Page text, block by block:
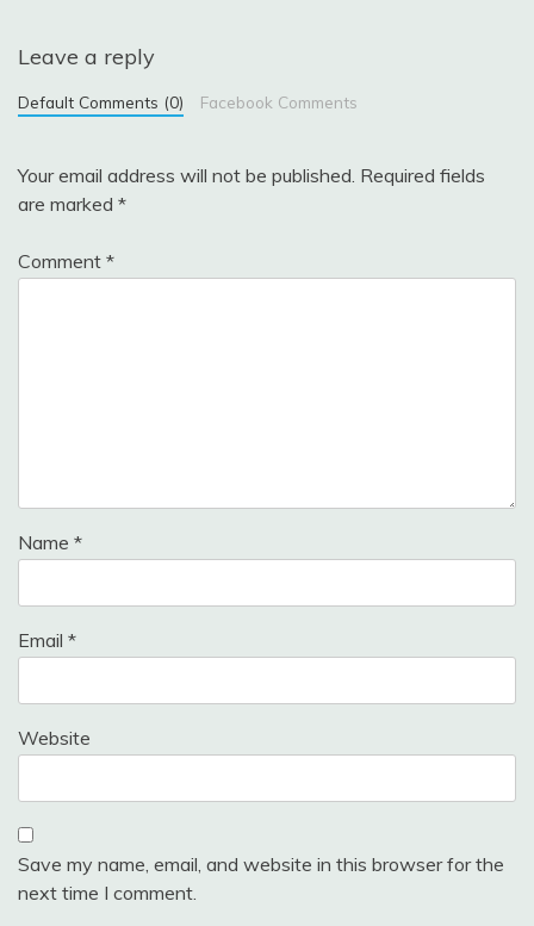
Leave a reply
Default Comments (0) Facebook Comments
Your email address will not be published. Required fields
are marked *
Comment *
Name *
Email *
Website
Save my name, email, and website in this browser for the
next time I comment.